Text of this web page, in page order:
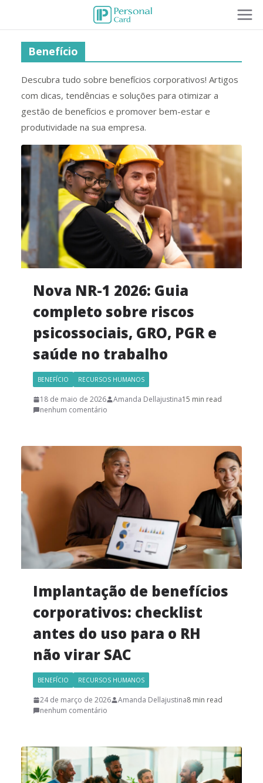
Benefício
Descubra tudo sobre benefícios corporativos! Artigos
com dicas, tendências e soluções para otimizar a
gestão de benefícios e promover bem-estar e
produtividade na sua empresa.
Nova NR-1 2026: Guia
completo sobre riscos
psicossociais, GRO, PGR e
saúde no trabalho
BENEFÍCIO RECURSOS HUMANOS
18 de maio de 2026 Amanda Dellajustina15 min read
nenhum comentário
Implantação de benefícios
corporativos: checklist
antes do uso para o RH
não virar SAC
BENEFÍCIO RECURSOS HUMANOS
24 de março de 2026 Amanda Dellajustina8 min read
nenhum comentário